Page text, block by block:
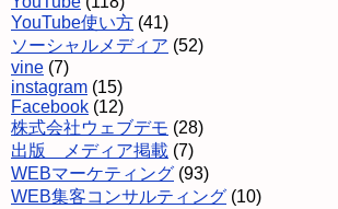
YouTube使い方 (41)
ソーシャルメディア (52)
vine (7)
instagram (15)
Facebook (12)
株式会社ウェブデモ (28)
出版 メディア掲載 (7)
WEBマーケティング (93)
WEB集客コンサルティング (10)